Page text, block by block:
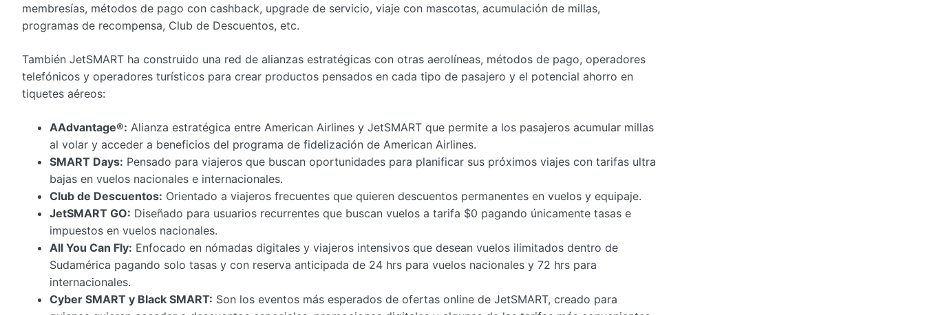
membresías, métodos de pago con cashback, upgrade de servicio, viaje con mascotas, acumulación de millas,
programas de recompensa, Club de Descuentos, etc.
También JetSMART ha construido una red de alianzas estratégicas con otras aerolíneas, métodos de pago, operadores
telefónicos y operadores turísticos para crear productos pensados en cada tipo de pasajero y el potencial ahorro en
tiquetes aéreos:
AAdvantage®: Alianza estratégica entre American Airlines y JetSMART que permite a los pasajeros acumular millas
al volar y acceder a beneficios del programa de fidelización de American Airlines.
SMART Days: Pensado para viajeros que buscan oportunidades para planificar sus próximos viajes con tarifas ultra
bajas en vuelos nacionales e internacionales.
Club de Descuentos: Orientado a viajeros frecuentes que quieren descuentos permanentes en vuelos y equipaje.
JetSMART GO: Diseñado para usuarios recurrentes que buscan vuelos a tarifa $0 pagando únicamente tasas e
impuestos en vuelos nacionales.
All You Can Fly: Enfocado en nómadas digitales y viajeros intensivos que desean vuelos ilimitados dentro de
Sudamérica pagando solo tasas y con reserva anticipada de 24 hrs para vuelos nacionales y 72 hrs para
internacionales.
Cyber SMART y Black SMART: Son los eventos más esperados de ofertas online de JetSMART, creado para